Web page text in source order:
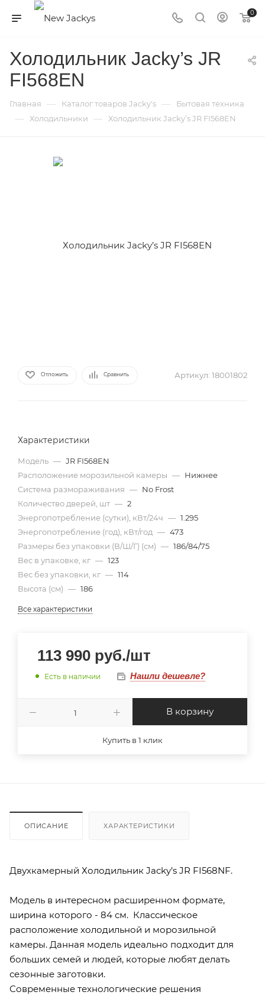
0
Холодильник Jacky’s JR
FI568EN
Главная — Каталог товаров Jacky's — Бытовая техника
— Холодильники — Холодильник Jacky’s JR FI568EN
Отложить Сравнить Артикул: 18001802
Характеристики
Модель — JR FI568EN
Расположение морозильной камеры — Нижнее
Система размораживания — No Frost
Количество дверей, шт — 2
Энергопотребление (сутки), кВт/24ч — 1.295
Энергопотребление (год), кВт/год — 473
Размеры без упаковки (В/Ш/Г) (см) — 186/84/75
Вес в упаковке, кг — 123
Вес без упаковки, кг — 114
Высота (см) — 186
Все характеристики
113 990 руб./шт
Есть в наличии Нашли дешевле?
В корзину
Купить в 1 клик
ОПИСАНИЕ ХАРАКТЕРИСТИКИ
Двухкамерный Холодильник Jacky’s JR FI568NF.
Модель в интересном расширенном формате,
ширина которого - 84 см. Классическое
расположение холодильной и морозильной
камеры. Данная модель идеально подходит для
больших семей и людей, которые любят делать
сезонные заготовки.
Современные технологические решения